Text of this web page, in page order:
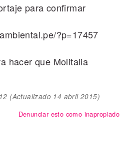
para confirmar
?p=17457
hacer que Molitalia
(Actualizado 14 abril 2015)
Denunciar esto como inapropiado